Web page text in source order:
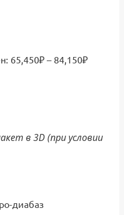
65,450₽ – 84,150₽
в 3D (при условии
диабаз